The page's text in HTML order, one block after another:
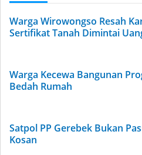
Warga Wirowongso Resah
Sertifikat Tanah Dimintai
Warga Kecewa Bangunan
Bedah Rumah
Satpol PP Gerebek Bukan
Kosan